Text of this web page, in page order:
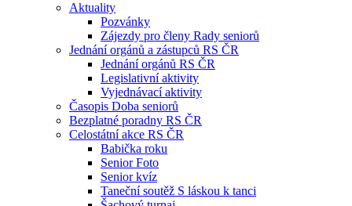
Aktuality
Pozvánky
Zájezdy pro členy Rady seniorů
Jednání orgánů a zástupců RS ČR
Jednání orgánů RS ČR
Legislativní aktivity
Vyjednávací aktivity
Časopis Doba seniorů
Bezplatné poradny RS ČR
Celostátní akce RS ČR
Babička roku
Senior Foto
Senior kvíz
Taneční soutěž S láskou k tanci